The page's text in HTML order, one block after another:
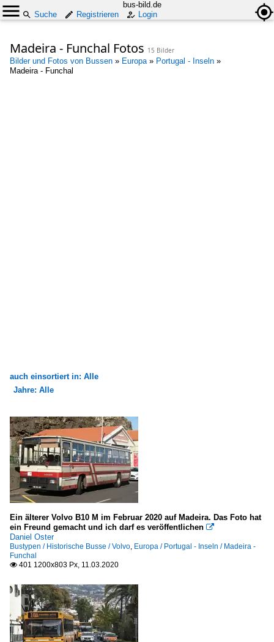
bus-bild.de
Suche
Registrieren Login
Madeira - Funchal Fotos 15 Bilder
Bilder und Fotos von Bussen » Europa» Portugal - Inseln »
Madeira - Funchal
auch einsortiert in: Alle
Bustypen
Historische Busse
Volvo
Volvo: Sonstige Modelle
Europa
Portugal - Betriebe
Jahre: Alle
Alle Jahre
2010
2010
2015
2018
Ein älterer Volvo B10 M im Februar 2020 auf Madeira. Das Foto hat
ein Freund gemacht und ich darf es veröffentlichen 
Daniel Oster
Bustypen / Historische Busse / Volvo, Europa / Portugal - Inseln / Madeira -
Funchal
 401 1200x803 Px, 11.03.2020